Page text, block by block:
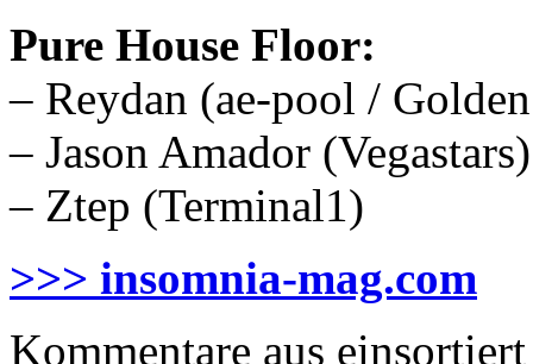
Pure House Floor:
– Reydan (ae-pool /
– Jason Amador (Vegastars)
– Ztep (Terminal1)
>>> insomnia-mag.com
Kommentare aus